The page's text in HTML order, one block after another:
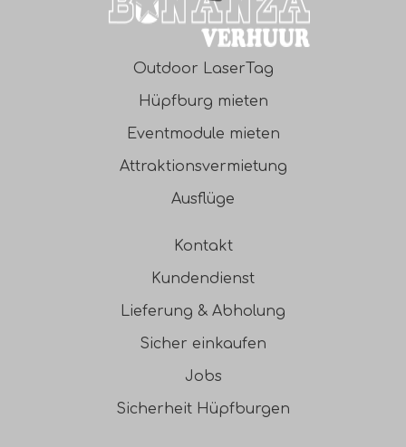
Outdoor LaserTag
Hüpfburg mieten
Eventmodule mieten
Attraktionsvermietung
Ausflüge
Kontakt
Kundendienst
Lieferung & Abholung
Sicher einkaufen
Jobs
Sicherheit Hüpfburgen